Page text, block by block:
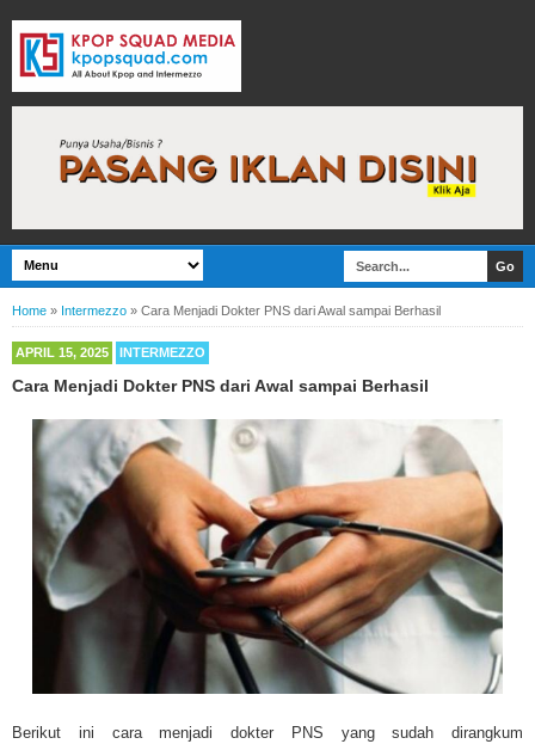
Home » Intermezzo » Cara Menjadi Dokter PNS dari Awal sampai Berhasil
APRIL 15, 2025 INTERMEZZO
Cara Menjadi Dokter PNS dari Awal sampai Berhasil
Berikut ini cara menjadi dokter PNS yang sudah dirangkum